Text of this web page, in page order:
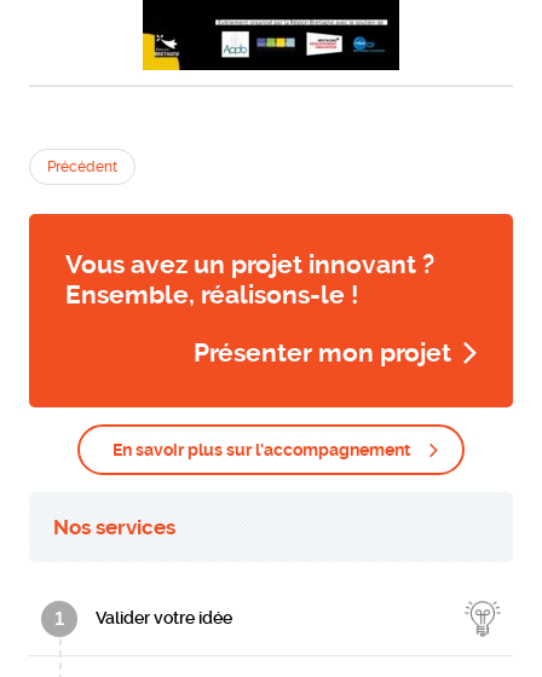
Précédent
Vous avez un projet innovant ?
Ensemble, réalisons-le !
Présenter mon projet
En savoir plus sur l'accompagnement
Nos services
1 Valider votre idée